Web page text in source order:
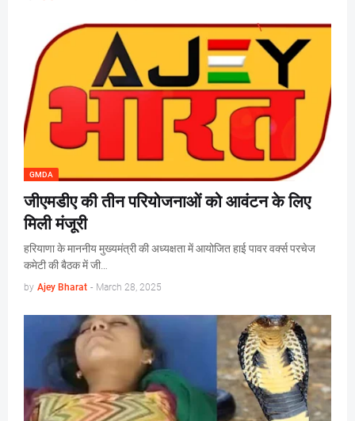
GMDA
जीएमडीए की तीन परियोजनाओं को आवंटन के लिए
मिली मंजूरी
हरियाणा के माननीय मुख्यमंत्री की अध्यक्षता में आयोजित हाई पावर वर्क्स परचेज
कमेटी की बैठक में जी…
by Ajey Bharat - March 28, 2025